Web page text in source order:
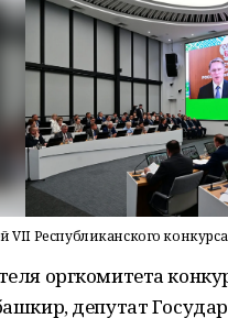
Республиканского конкурса
оргкомитета
депутат